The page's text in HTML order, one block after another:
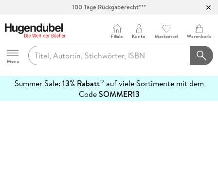
100 Tage Rückgaberecht***
Hugendubel
Menu
Filiale Konto Merkzettel Warenkorb
Summer Sale: 13% Rabatt12auf viele Sortimente mit dem
CodeSOMMER13
erfahren